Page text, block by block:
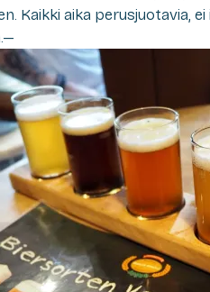
Kaikki aika perusjuotavia,